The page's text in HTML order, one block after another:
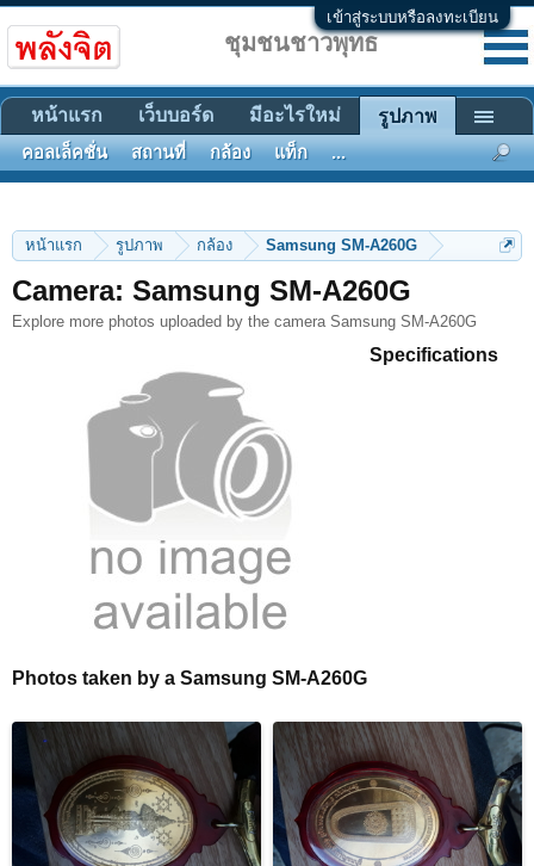
เข้าสู่ระบบหรือลงทะเบียน
หน้าแรก รูปภาพ กล้อง Samsung SM-A260G
Camera: Samsung SM-A260G
Explore more photos uploaded by the camera Samsung SM-A260G
Specifications
Photos taken by a Samsung SM-A260G
ชุมชนชาวพุทธ
หน้าแรก เว็บบอร์ด มีอะไรใหม่ รูปภาพ
คอลเล็คชั่น สถานที่ กล้อง แท็ก ...